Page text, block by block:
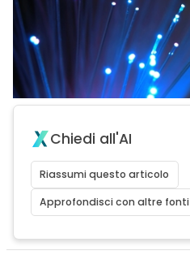
Chiedi all'AI
Riassumi questo articolo
Approfondisci con altre fonti